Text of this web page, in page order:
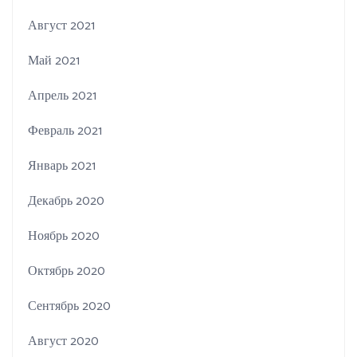
Август 2021
Май 2021
Апрель 2021
Февраль 2021
Январь 2021
Декабрь 2020
Ноябрь 2020
Октябрь 2020
Сентябрь 2020
Август 2020